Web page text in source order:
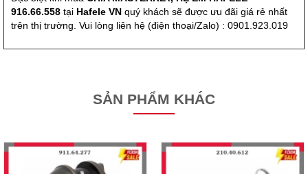
916.66.558 tại Hafele VN quý khách sẽ được ưu đãi giá rẻ nhất
trên thị trường. Vui lòng liên hệ (điện thoại/Zalo) : 0901.923.019
SẢN PHẨM KHÁC